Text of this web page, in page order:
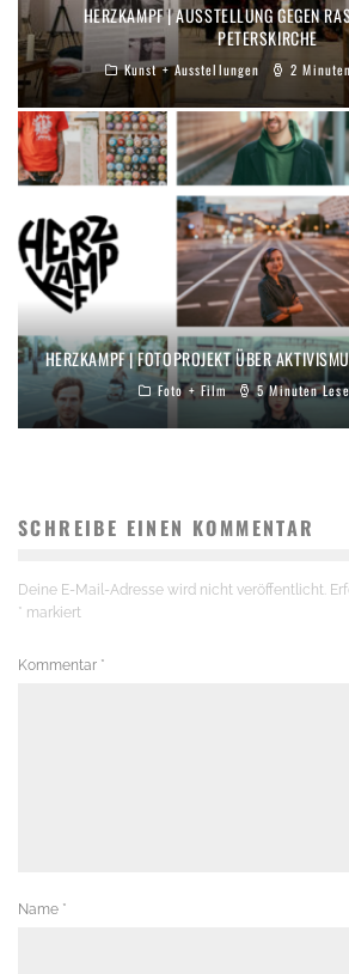
HERZKAMPF | AUSSTELLUNG GEGEN
PETERSKIRCHE
Kunst + Ausstellungen 2
HERZKAMPF | FOTOPROJEKT ÜBER
Foto + Film 5 Minuten
SCHREIBE EINEN KOMMENTAR
Deine E-Mail-Adresse wird nicht veröffentlicht.
* markiert
Kommentar *
Name *